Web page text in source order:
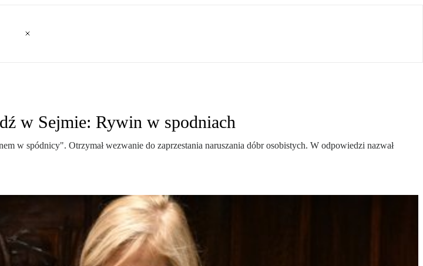
w Sejmie: Rywin w spodniach
w spódnicy". Otrzymał wezwanie do zaprzestania naruszania dóbr osobistych. W odpowiedzi nazwał